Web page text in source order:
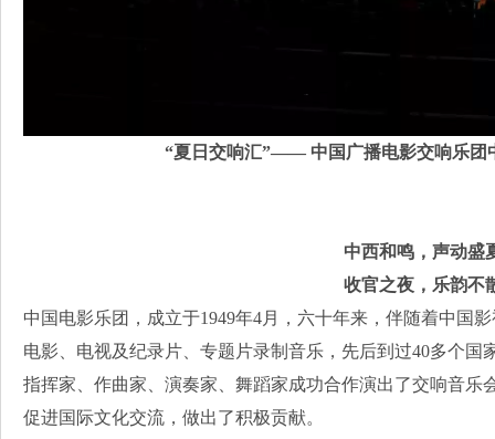
“夏日交响汇”—— 中国广播电影交响乐团
中西和鸣，声动盛
收官之夜，乐韵不
中国电影乐团，成立于1949年4月，六十年来，伴随着中国
电影、电视及纪录片、专题片录制音乐，先后到过40多个
指挥家、作曲家、演奏家、舞蹈家成功合作演出了交响音乐
促进国际文化交流，做出了积极贡献。